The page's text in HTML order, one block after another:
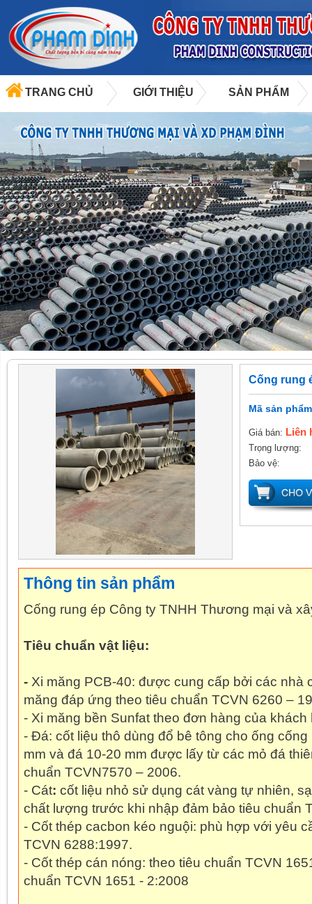
TRANG CHỦ GIỚI THIỆU SẢN PHẨM
Cống rung
Mã sản
Giá bán: Liên
Trọng lượng:
Bảo vệ:
Thông tin sản phẩm
Cống rung ép Công ty TNHH Thương mại và
Tiêu chuẩn vật liệu:
- Xi măng PCB-40: được cung cấp bởi các nhà
măng đáp ứng theo tiêu chuẩn TCVN 6260 –
- Xi măng bền Sunfat theo đơn hàng của khách
- Đá: cốt liệu thô dùng đổ bê tông cho ống
mm và đá 10-20 mm được lấy từ các mỏ đá
chuẩn TCVN7570 – 2006.
- Cát: cốt liệu nhỏ sử dụng cát vàng tự nhiên,
chất lượng trước khi nhập đảm bảo tiêu chuẩn
- Cốt thép cacbon kéo nguội: phù hợp với yêu
TCVN 6288:1997.
- Cốt thép cán nóng: theo tiêu chuẩn TCVN
chuẩn TCVN 1651 - 2:2008